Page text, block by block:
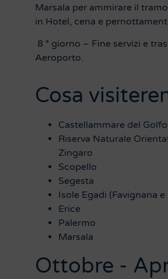
Marsala per ammirare il
in Hotel, cena e
8 ° giorno – Fine servizi e
Aeroporto.
Cosa
Castellammare del Golfo
Riserva Naturale
Zingaro
Scopello
Segesta
Isole Egadi (Favignana e
Erice
Palermo
Marsala
Ottobre -